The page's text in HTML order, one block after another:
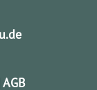
AGB